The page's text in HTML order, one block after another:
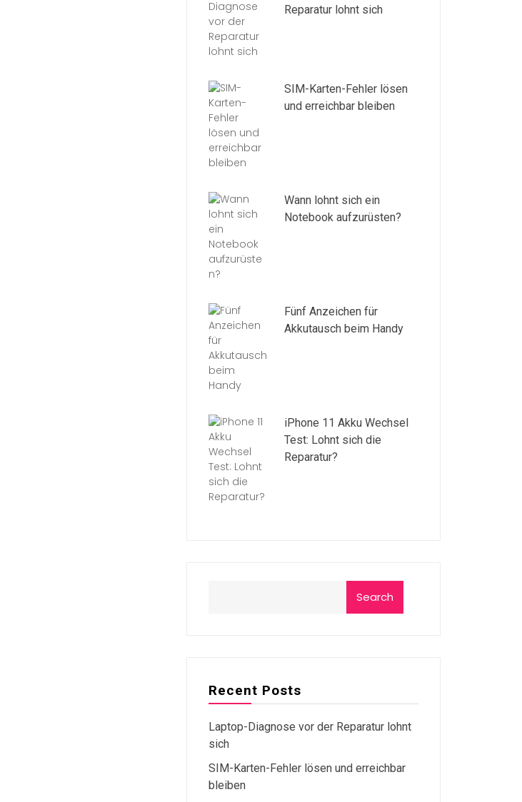
Reparatur lohnt sich
SIM-Karten-Fehler lösen
und erreichbar bleiben
Wann lohnt sich ein
Notebook aufzurüsten?
Fünf Anzeichen für
Akkutausch beim Handy
iPhone 11 Akku Wechsel
Test: Lohnt sich die
Reparatur?
Search
Recent Posts
Laptop-Diagnose vor der Reparatur lohnt
sich
SIM-Karten-Fehler lösen und erreichbar
bleiben